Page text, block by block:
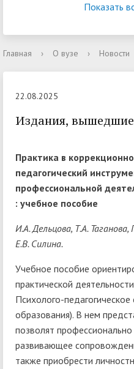
Показать
Главная › О вузе › Новости
22.08.2025
Издания, вышедшие
Практика в
педагогический
профессиональной
: учебное пособие
И.А. Дельцова, Т.А. Таганова,
Е.В. Силина.
Учебное пособие
практической
Психолого-
образования). В нем
позволят
развивающее
также приобрести